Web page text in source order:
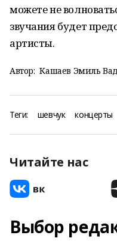
можете не
звучания будет
артисты.
Автор: Кашаев Эмиль
Теги: шевчук концерты
Читайте нас
Выбор